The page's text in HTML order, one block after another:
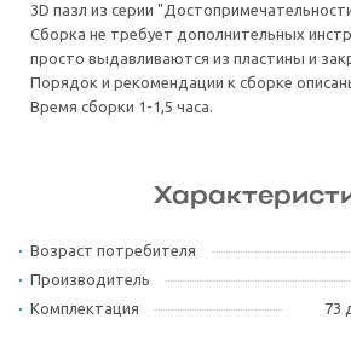
3D пазл из серии
Сборка не требует дополнительных
просто выдавливаются из пластины и
Порядок и рекомендации к сборке
Время сборки 1-1,5 часа.
Возраст потребителя
Производитель
Комплектация
73